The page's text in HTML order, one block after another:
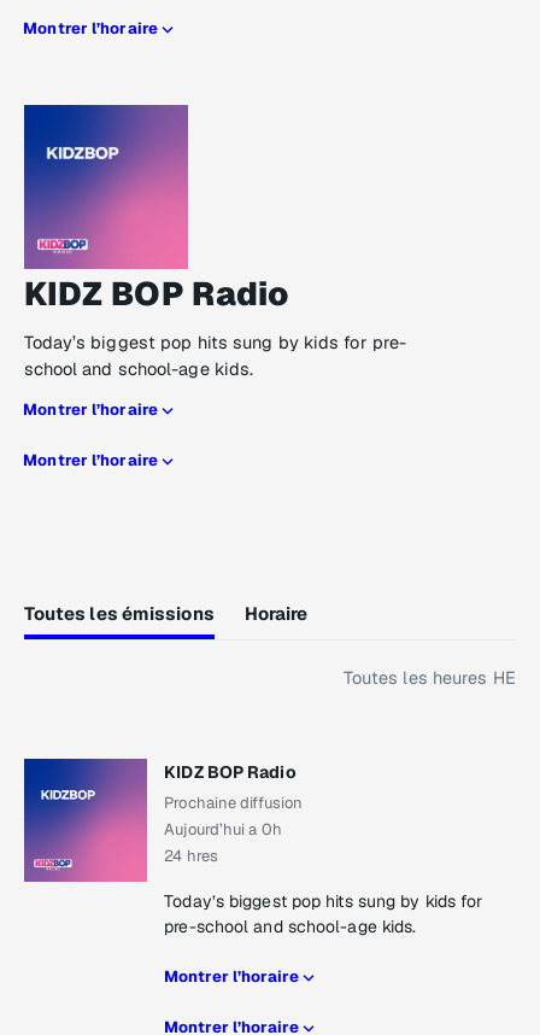
Montrer l’horaire
KIDZ BOP Radio
Today’s biggest pop hits sung by kids for pre-
school and school-age kids.
Montrer l’horaire
Montrer l’horaire
Toutes les émissions Horaire
Toutes les heures HE
KIDZ BOP Radio
Prochaine diffusion
Aujourd’hui a 0h
24 hres
Today’s biggest pop hits sung by kids for
pre-school and school-age kids.
Montrer l’horaire
Montrer l’horaire